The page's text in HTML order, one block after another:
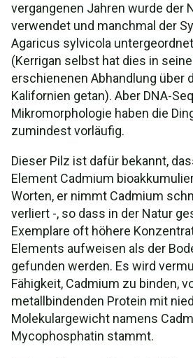
vergangenen Jahren wurde der
verwendet und manchmal der
Agaricus sylvicola untergeordnet
(Kerrigan selbst hat dies in
erschienenen Abhandlung über
Kalifornien getan). Aber DNA-
Mikromorphologie haben die
zumindest vorläufig.
Dieser Pilz ist dafür bekannt,
Element Cadmium
Worten, er nimmt Cadmium
verliert -, so dass in der Natur
Exemplare oft höhere
Elements aufweisen als der
gefunden werden. Es wird
Fähigkeit, Cadmium zu binden,
metallbindenden Protein mit
Molekulargewicht namens
Mycophosphatin stammt.